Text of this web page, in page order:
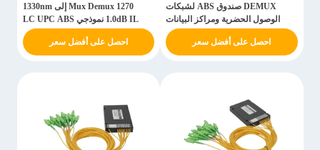
DEMUX صندوق ABS لشبكات
الوصول الحضرية ومراكز البيانات
ألياف مزدوجة 4 قنوات Mux Demux
من 1550 إلى 1610 نانومتر
احصل على أفضل سعر
Mux Demux 1270 إلى 1330nm
1.0dB IL نموذجي LC UPC ABS
احصل على أفضل سعر